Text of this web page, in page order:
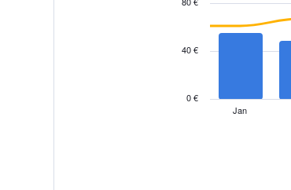
has
Jan
0 €
40 €